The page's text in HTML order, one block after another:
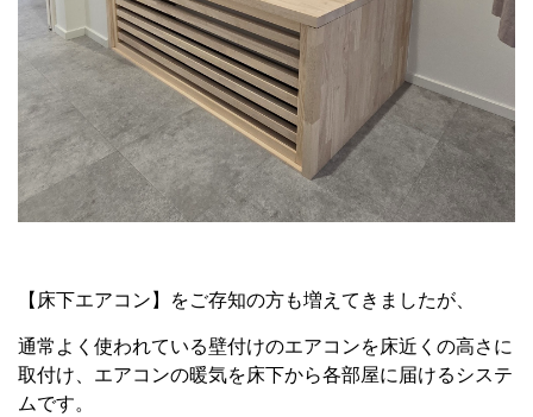
【床下エアコン】をご存知の方も増えてきましたが、
通常よく使われている壁付けのエアコンを床近くの高さに
取付け、エアコンの暖気を床下から各部屋に届けるシステ
ムです。